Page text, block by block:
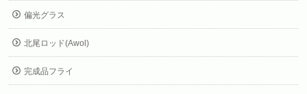
偏光グラス
北尾ロッド(Awol)
完成品フライ